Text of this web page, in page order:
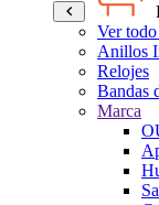
Ver
Anillos
Relojes
Bandas
Marca